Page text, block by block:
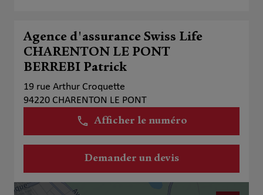
Agence d'assurance Swiss Life
CHARENTON LE PONT
BERREBI Patrick
19 rue Arthur Croquette
94220 CHARENTON LE PONT
Afficher le numéro
Demander un devis